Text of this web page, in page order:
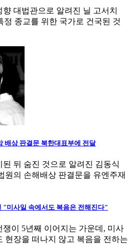
대법관으로 알려진 닐 고서치
정 종교를 위한 국가로 건국된 것
배상 판결문 북한대표부에 전달
뒤 숨진 것으로 알려진 김동식
원의 손해배상 판결문을 유엔주재
"미사일 속에서도 복음은 전해진다"
이 5년째 이어지는 가운데, 미사
현장을 떠나지 않고 복음을 전하는